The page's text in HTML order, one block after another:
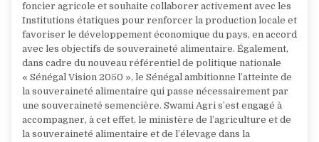
foncier agricole et souhaite collaborer activement avec les
Institutions étatiques pour renforcer la production locale et
favoriser le développement économique du pays, en accord
avec les objectifs de souveraineté alimentaire. Également,
dans cadre du nouveau référentiel de politique nationale
« Sénégal Vision 2050 », le Sénégal ambitionne l’atteinte de
la souveraineté alimentaire qui passe nécessairement par
une souveraineté semencière. Swami Agri s’est engagé à
accompagner, à cet effet, le ministère de l’agriculture et de
la souveraineté alimentaire et de l’élevage dans la